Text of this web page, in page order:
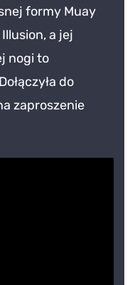
formy Muay
a jej
nogi to
do
zaproszenie